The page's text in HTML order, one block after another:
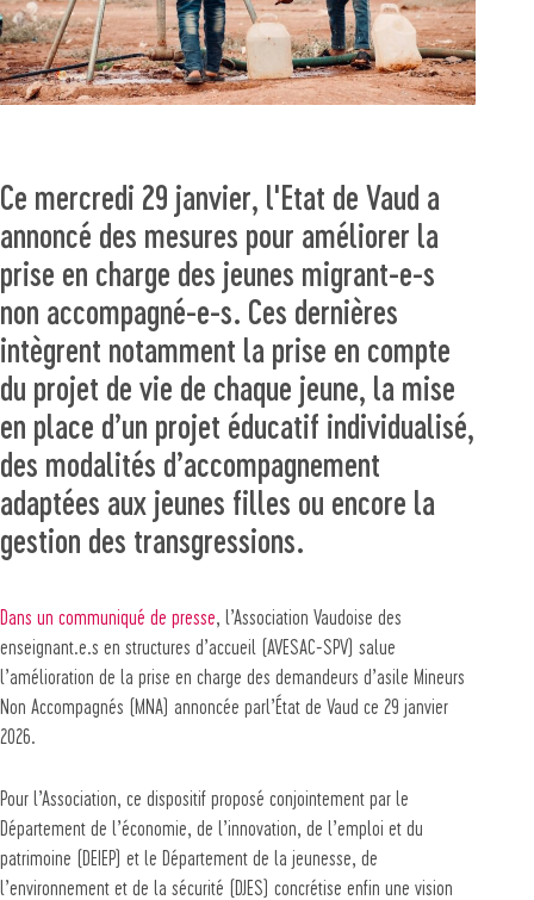
Ce mercredi 29 janvier, l'Etat de Vaud a
annoncé des mesures pour améliorer la
prise en charge des jeunes migrant-e-s
non accompagné-e-s. Ces dernières
intègrent notamment la prise en compte
du projet de vie de chaque jeune, la mise
en place d’un projet éducatif individualisé,
des modalités d’accompagnement
adaptées aux jeunes filles ou encore la
gestion des transgressions.
Dans un communiqué de presse , l’Association Vaudoise des
enseignant.e.s en structures d’accueil (AVESAC-SPV) salue
l’amélioration de la prise en charge des demandeurs d’asile Mineurs
Non Accompagnés (MNA) annoncée parl’État de Vaud ce 29 janvier
2026.
Pour l’Association, ce dispositif proposé conjointement par le
Département de l’économie, de l’innovation, de l’emploi et du
patrimoine (DEIEP) et le Département de la jeunesse, de
l’environnement et de la sécurité (DJES) concrétise enfin une vision